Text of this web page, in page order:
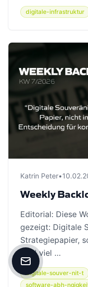
digitale-infrastruktur
Katrin Peter•
Weekly
Editorial: Diese
gezeigt: Digitale
Strategiepapier,
wird viel …
digitale-souver-nit-t
software-abh-
Kontakt